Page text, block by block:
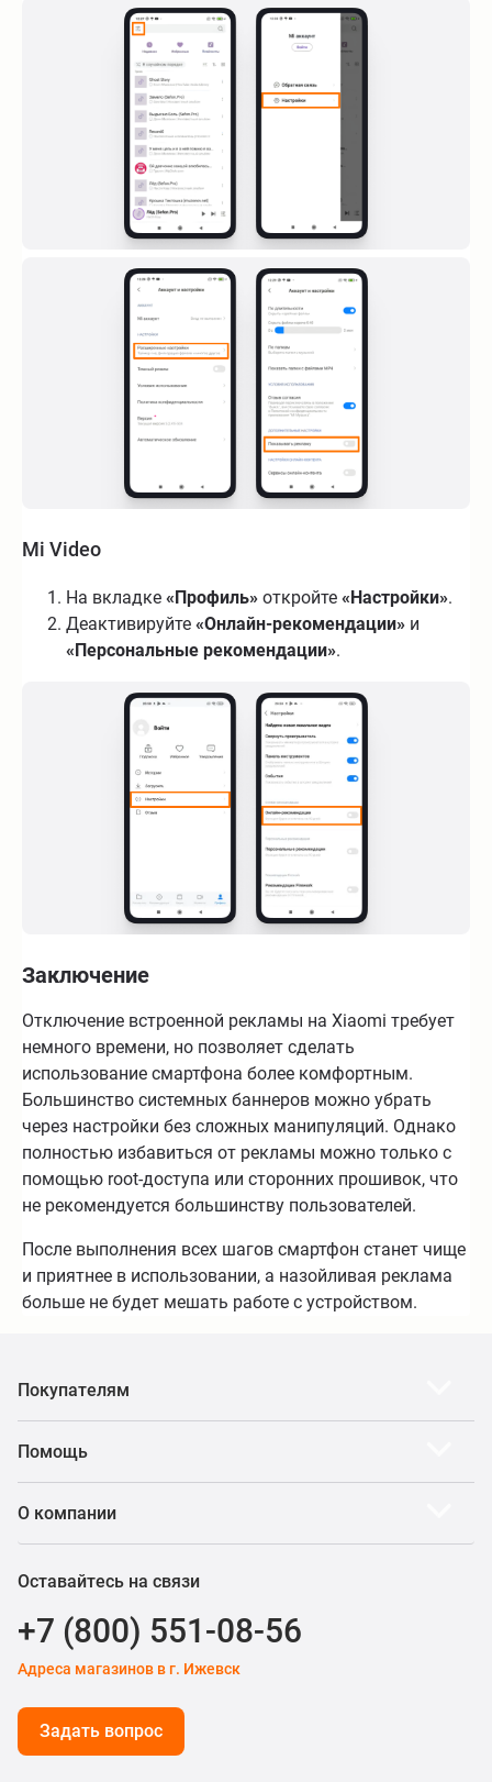
Mi Video
На вкладке «Профиль» откройте «Настройки».
Деактивируйте «Онлайн-рекомендации» и
«Персональные рекомендации».
Заключение
Отключение встроенной рекламы на Xiaomi требует
немного времени, но позволяет сделать
использование смартфона более комфортным.
Большинство системных баннеров можно убрать
через настройки без сложных манипуляций. Однако
полностью избавиться от рекламы можно только с
помощью root-доступа или сторонних прошивок, что
не рекомендуется большинству пользователей.
После выполнения всех шагов смартфон станет чище
и приятнее в использовании, а назойливая реклама
больше не будет мешать работе с устройством.
Покупателям
Помощь
О компании
Оставайтесь на связи
+7 (800) 551-08-56
Адреса магазинов в г. Ижевск
Задать вопрос